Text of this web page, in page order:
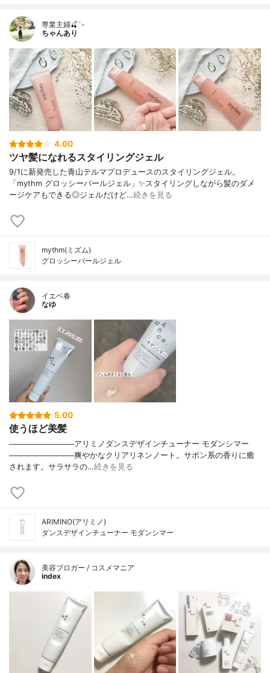
専業主婦🍒´-
ちゃんあり
4.00
ツヤ髪になれるスタイリングジェル
9/1に新発売した青山テルマプロデュースのスタイリングジェル。
「mythm グロッシーパールジェル」✨スタイリングしながら髪のダメ
ージケアもできる◎ジェルだけど…続きを見る
mythm(ミズム)
グロッシーパールジェル
イエベ春
なゆ
5.00
使うほど美髪
────────────アリミノダンスデザインチューナー モダンシマー
────────────爽やかなクリアリネンノート。サボン系の香りに癒
されます。サラサラの…続きを見る
ARIMINO(アリミノ)
ダンスデザインチューナー モダンシマー
美容ブロガー / コスメマニア
index